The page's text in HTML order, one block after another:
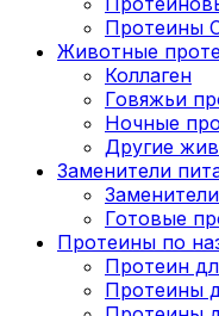
Протеины
Животные
Коллаген
Говяжьи
Ночные
Другие
Заменители
Готовые
Протеины по
Протеин
Протеины